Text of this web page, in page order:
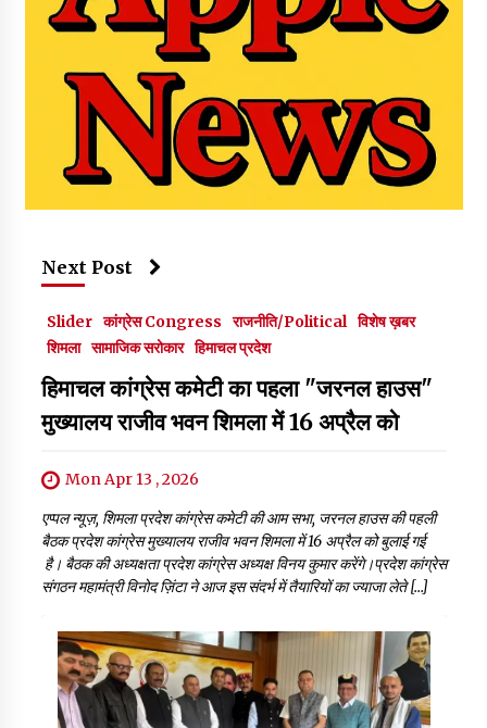
Next Post
Slider कांग्रेस Congress राजनीति/Political विशेष ख़बर
शिमला सामाजिक सरोकार हिमाचल प्रदेश
हिमाचल कांग्रेस कमेटी का पहला "जरनल हाउस"
मुख्यालय राजीव भवन शिमला में 16 अप्रैल को
Mon Apr 13 , 2026
एप्पल न्यूज़, शिमला प्रदेश कांग्रेस कमेटी की आम सभा, जरनल हाउस की पहली
बैठक प्रदेश कांग्रेस मुख्यालय राजीव भवन शिमला में 16 अप्रैल को बुलाई गई
है। बैठक की अध्यक्षता प्रदेश कांग्रेस अध्यक्ष विनय कुमार करेंगे।प्रदेश कांग्रेस
संगठन महामंत्री विनोद ज़िंटा ने आज इस संदर्भ में तैयारियों का ज्याजा लेते […]